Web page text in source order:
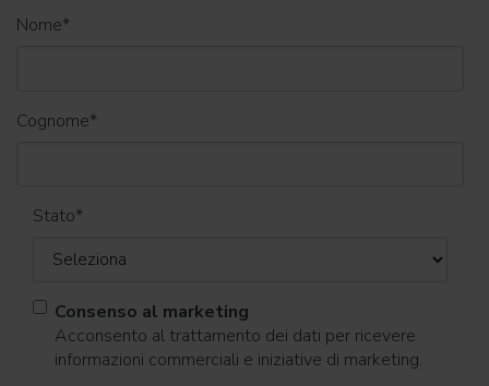
Nome*
Cognome*
Stato*
Consenso al marketing
Acconsento al trattamento dei dati per ricevere
informazioni commerciali e iniziative di marketing.